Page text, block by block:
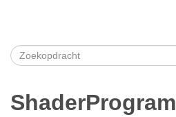
ShaderProgram